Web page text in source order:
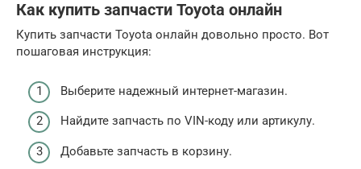
Как купить запчасти Toyota онлайн
Купить запчасти Toyota онлайн довольно просто. Вот
пошаговая инструкция:
Выберите надежный интернет-магазин.
Найдите запчасть по VIN-коду или артикулу.
Добавьте запчасть в корзину.